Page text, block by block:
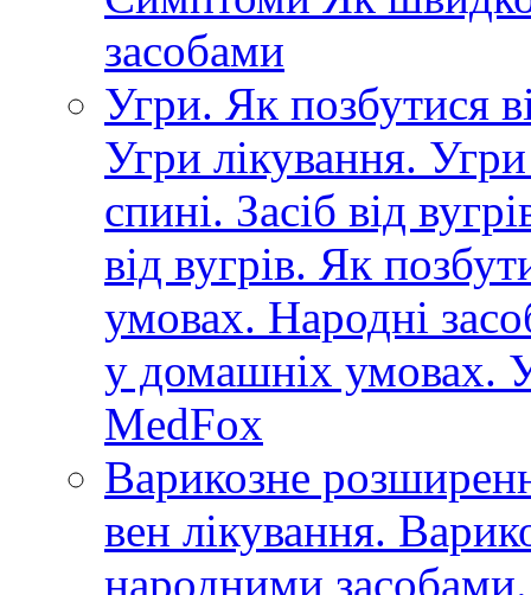
засобами
Угри. Як позбутися
Угри лікування.
спині. Засіб від
від вугрів. Як
умовах. Народні
у домашніх умовах.
MedFox
Варикозне
вен лікування.
народними